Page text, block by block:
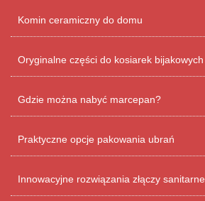
Komin ceramiczny do domu
Oryginalne części do kosiarek bijakowych
Gdzie można nabyć marcepan?
Praktyczne opcje pakowania ubrań
Innowacyjne rozwiązania złączy sanitarne